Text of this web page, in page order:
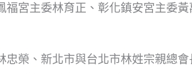
宮主委林育正、彰化鎮安宮主委
忠榮、新北市與台北市林姓宗親總